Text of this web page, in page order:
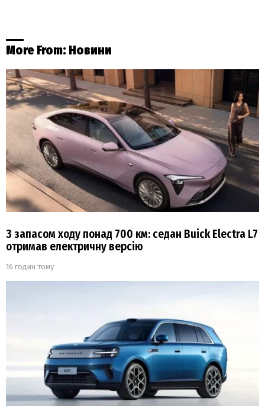
More From: Новини
З запасом ходу понад 700 км: седан Buick Electra L7
отримав електричну версію
16 годин тому